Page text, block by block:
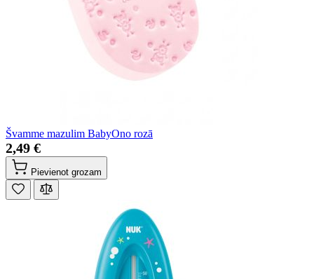
Švamme mazulim BabyOno rozā
2,49 €
Pievienot grozam